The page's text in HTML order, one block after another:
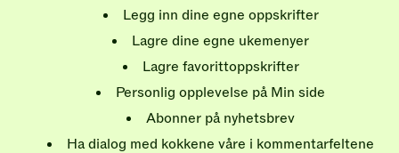
Legg inn dine egne oppskrifter
Lagre dine egne ukemenyer
Lagre favorittoppskrifter
Personlig opplevelse på Min side
Abonner på nyhetsbrev
Ha dialog med kokkene våre i kommentarfeltene